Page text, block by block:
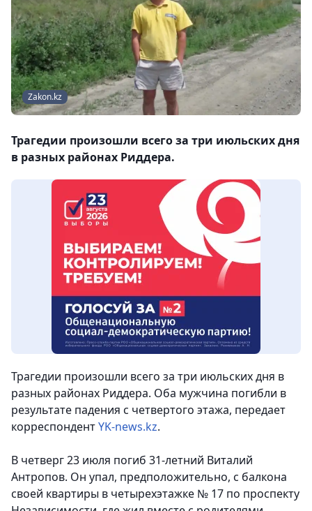
Zakon.kz
Трагедии произошли всего за три июльских дня
в разных районах Риддера.
Трагедии произошли всего за три июльских дня в
разных районах Риддера. Оба мужчина погибли в
результате падения с четвертого этажа, передает
корреспондентYK-news.kz.
В четверг 23 июля погиб 31-летний Виталий
Антропов. Он упал, предположительно, с балкона
своей квартиры в четырехэтажке № 17 по проспекту